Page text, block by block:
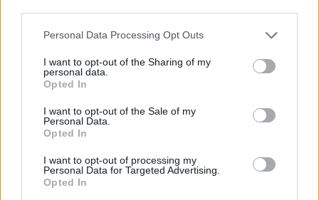
Personal Data Processing Opt Outs
I want to opt-out of the Sharing of my
personal data.
Opted In
I want to opt-out of the Sale of my
Personal Data.
Opted In
I want to opt-out of processing my
Personal Data for Targeted Advertising.
Opted In
regisztrációhoz kötött.
Az előfizetés a következőket tartalmazza:
Portfolio.hu teljes cikkarchívum
kötéslistái
Előfizetés